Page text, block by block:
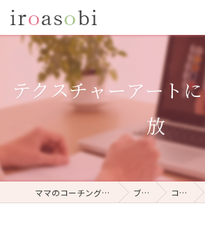
テクスチャーアート
放
ママのコーチングならiroasobi ブログ コラム